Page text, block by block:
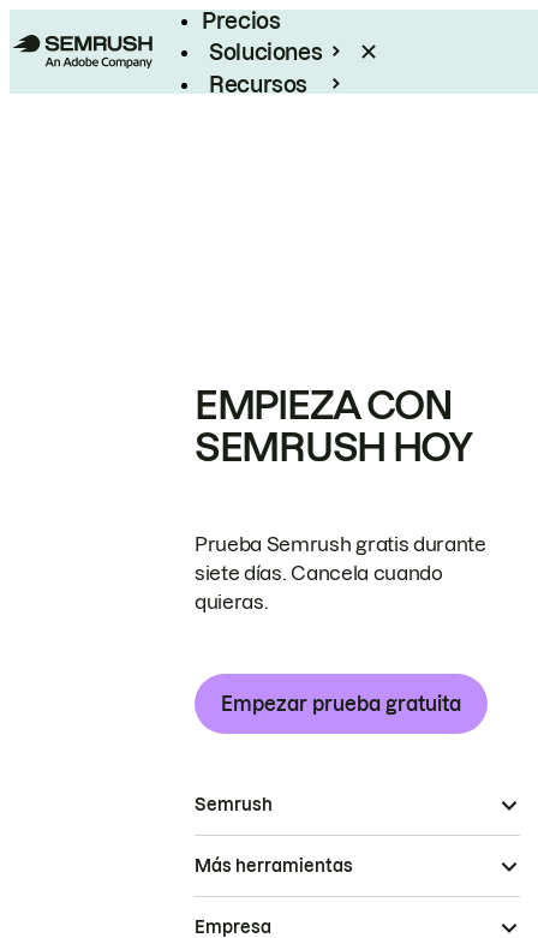
Precios
Soluciones
Recursos
EMPIEZA CON
SEMRUSH HOY
Prueba Semrush gratis durante
siete días. Cancela cuando
quieras.
Empezar prueba gratuita
Semrush
Más herramientas
Empresa